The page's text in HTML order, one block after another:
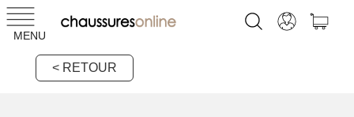
MENU
< RETOUR